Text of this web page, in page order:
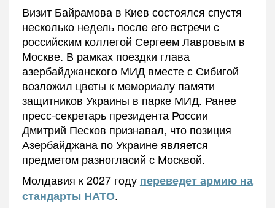
Визит Байрамова в Киев состоялся спустя
несколько недель после его встречи с
российским коллегой Сергеем Лавровым в
Москве. В рамках поездки глава
азербайджанского МИД вместе с Сибигой
возложил цветы к мемориалу памяти
защитников Украины в парке МИД. Ранее
пресс-секретарь президента России
Дмитрий Песков признавал, что позиция
Азербайджана по Украине является
предметом разногласий с Москвой.
Молдавия к 2027 году переведет армию на
стандарты НАТО.